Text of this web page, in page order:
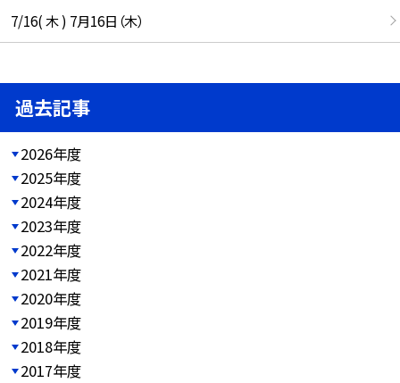
7/16( 木 ) 7月16日（木）
過去記事
2026年度
2025年度
2024年度
2023年度
2022年度
2021年度
2020年度
2019年度
2018年度
2017年度